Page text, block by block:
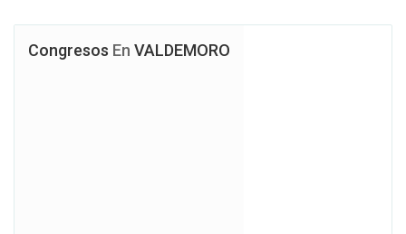
Congresos En VALDEMORO